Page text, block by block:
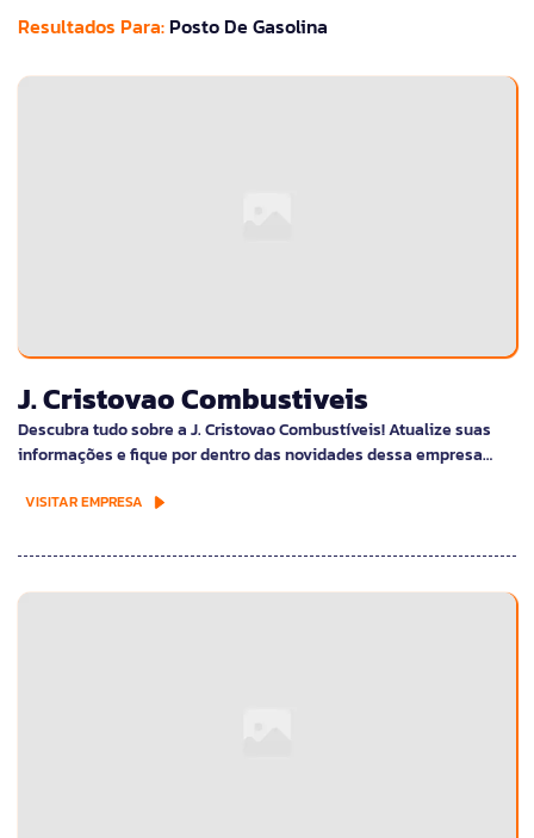
Resultados Para: Posto De Gasolina
J. Cristovao Combustiveis
Descubra tudo sobre a J. Cristovao Combustíveis! Atualize suas
informações e fique por dentro das novidades dessa empresa…
VISITAR EMPRESA